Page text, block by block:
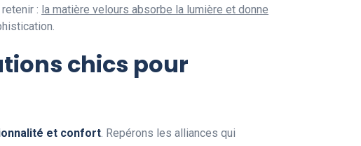
: la matière velours absorbe la lumière et donne
chics pour
et confort. Repérons les alliances qui